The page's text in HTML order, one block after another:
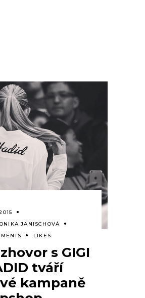
JANISCHOVÁ
LIKES
s GIGI
tváří
kampaně